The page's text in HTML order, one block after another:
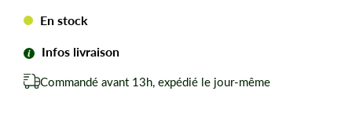
Hauteur courroie :
Forme de courroie :
Marque :Teknic
En stock
Infos livraison
Commandé avant 13h, expédié le jour-même